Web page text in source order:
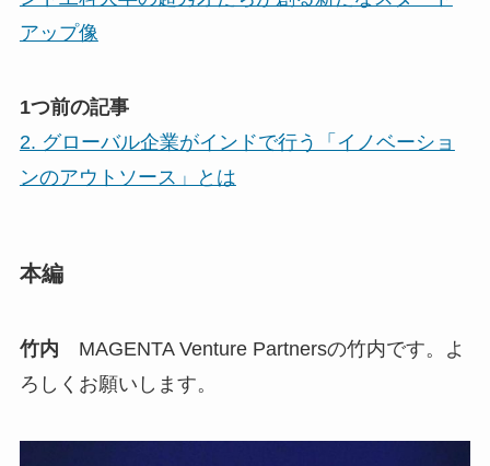
アップ像
1つ前の記事
2. グローバル企業がインドで行う「イノベーショ
ンのアウトソース」とは
本編
竹内 MAGENTA Venture Partnersの竹内です。よ
ろしくお願いします。